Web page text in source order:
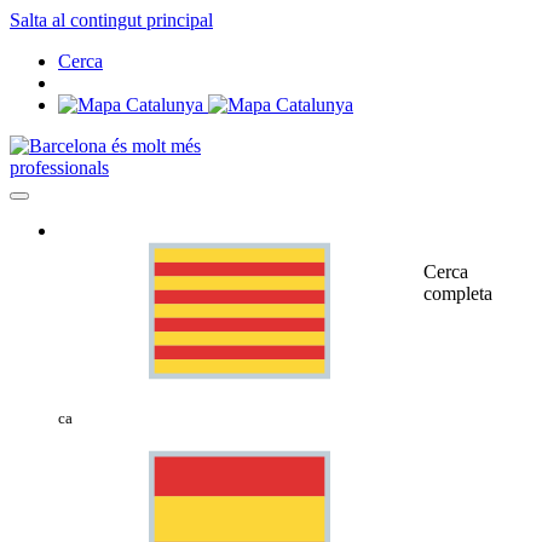
Salta al contingut principal
Cerca
professionals
ca
Cerca
completa